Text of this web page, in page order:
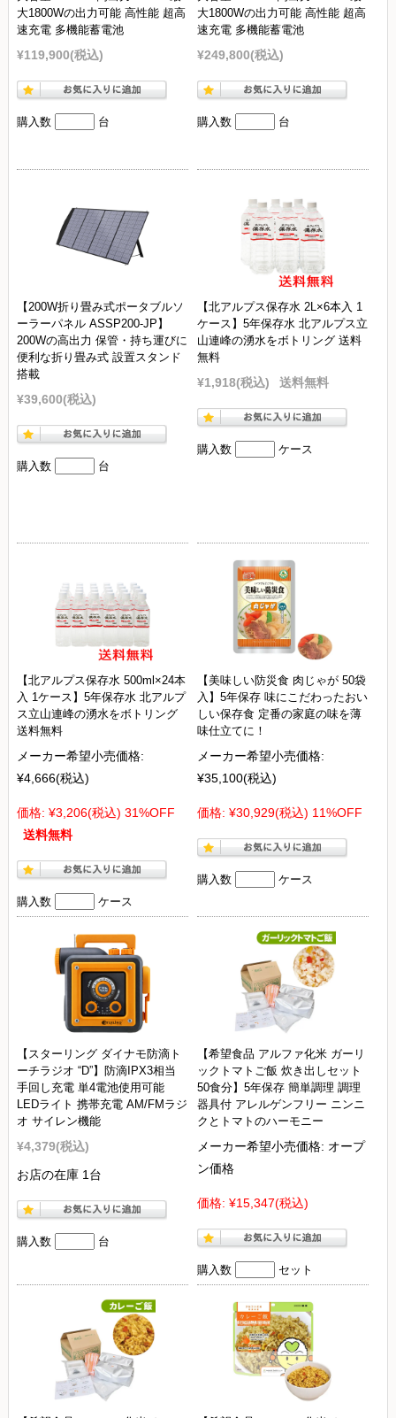
大1800Wの出力可能 高性能 超高
速充電 多機能蓄電池
¥119,900(税込)
購入数 台
大1800Wの出力可能 高性能 超高
速充電 多機能蓄電池
¥249,800(税込)
購入数 台
【200W折り畳み式ポータブルソ
ーラーパネル ASSP200-JP】
200Wの高出力 保管・持ち運びに
便利な折り畳み式 設置スタンド
搭載
¥39,600(税込)
購入数 台
【北アルプス保存水 2L×6本入 1
ケース】5年保存水 北アルプス立
山連峰の湧水をボトリング 送料
無料
¥1,918(税込) 送料無料
購入数 ケース
【北アルプス保存水 500ml×24本
入 1ケース】5年保存水 北アルプ
ス立山連峰の湧水をボトリング
送料無料
メーカー希望小売価格:
¥4,666(税込)
価格: ¥3,206(税込) 31%OFF
送料無料
購入数 ケース
【美味しい防災食 肉じゃが 50袋
入】5年保存 味にこだわったおい
しい保存食 定番の家庭の味を薄
味仕立てに！
メーカー希望小売価格:
¥35,100(税込)
価格: ¥30,929(税込) 11%OFF
購入数 ケース
【スターリング ダイナモ防滴ト
ーチラジオ “D”】防滴IPX3相当
手回し充電 単4電池使用可能
LEDライト 携帯充電 AM/FMラジ
オ サイレン機能
¥4,379(税込)
お店の在庫 1台
購入数 台
【希望食品 アルファ化米 ガーリ
ックトマトご飯 炊き出しセット
50食分】5年保存 簡単調理 調理
器具付 アレルゲンフリー ニンニ
クとトマトのハーモニー
メーカー希望小売価格: オープ
ン価格
価格: ¥15,347(税込)
購入数 セット